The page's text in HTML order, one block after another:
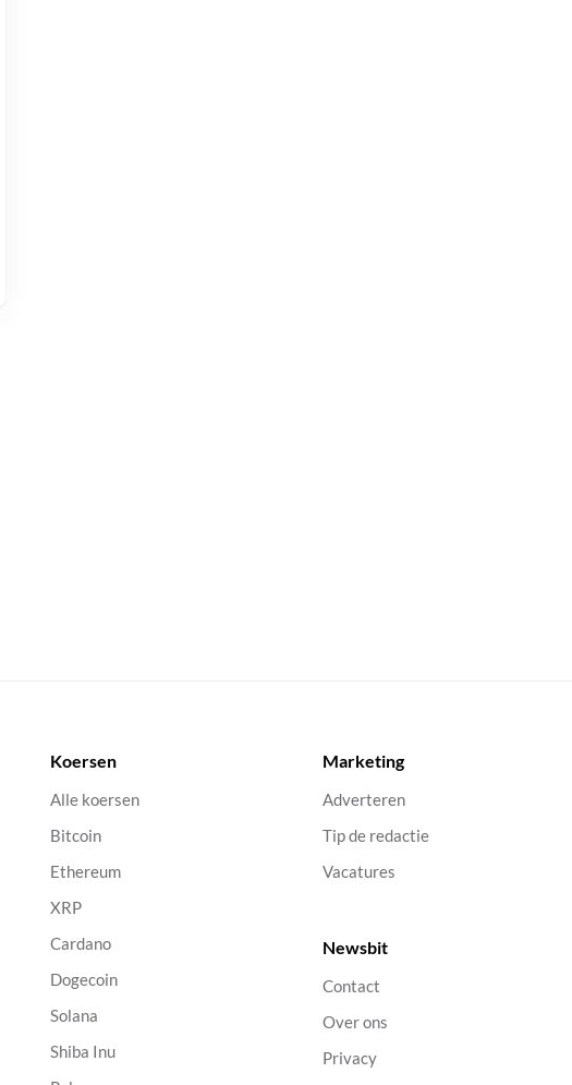
Koersen
Alle koersen
Bitcoin
Ethereum
XRP
Cardano
Dogecoin
Solana
Shiba Inu
Marketing
Adverteren
Tip de redactie
Vacatures
Newsbit
Contact
Over ons
Privacy